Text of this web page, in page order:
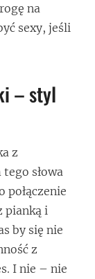
na
sexy, jeśli
– styl
z
słowa
połączenie
pianką i
by się nie
z
I nie – nie